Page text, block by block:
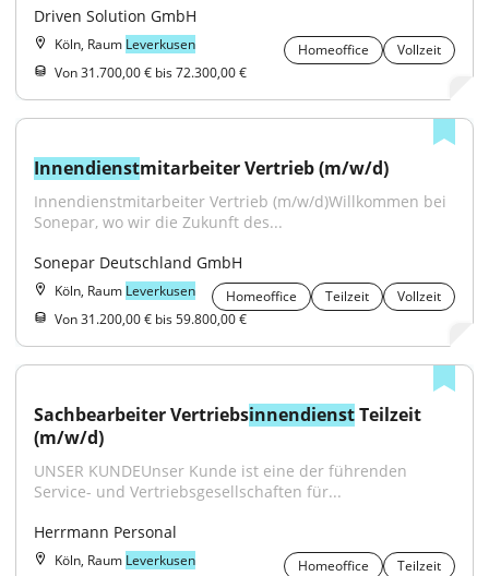
Driven Solution GmbH
Köln, Raum Leverkusen Homeoffice
Vollzeit
Von 31.700,00 € bis 72.300,00 €
Innendienstmitarbeiter Vertrieb (m/w/d)
Innendienstmitarbeiter Vertrieb (m/w/d)Willkommen bei
Sonepar, wo wir die Zukunft des...
Sonepar Deutschland GmbH
Köln, Raum Leverkusen Homeoffice Teilzeit
Vollzeit
Von 31.200,00 € bis 59.800,00 €
Sachbearbeiter Vertriebsinnendienst Teilzeit
(m/w/d)
UNSER KUNDEUnser Kunde ist eine der führenden
Service- und Vertriebsgesellschaften für...
Herrmann Personal
Köln, Raum Leverkusen Homeoffice
Teilzeit